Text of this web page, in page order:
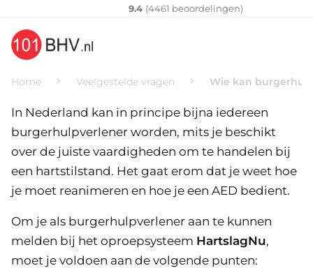
Klantenvertellen
9.410
(4461 ​ beoordelingen)
Home Veelgestelde vragen Wie kan
In Nederland kan in principe bijna iedereen
burgerhulpverlener worden, mits je beschikt
over de juiste vaardigheden om te handelen bij
een hartstilstand. Het gaat erom dat je weet hoe
je moet reanimeren en hoe je een AED bedient.
Om je als burgerhulpverlener aan te kunnen
melden bij het oproepsysteem HartslagNu,
moet je voldoen aan de volgende punten: